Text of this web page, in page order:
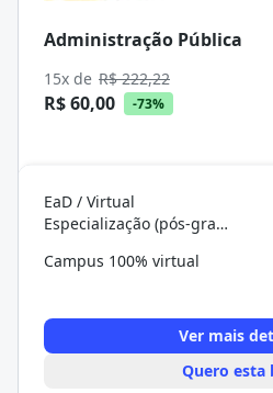
Administração Pública
15x de R$ 222,22
R$ 60,00 -73%
EaD / Virtual
Especialização (pós-graduação)
Campus 100% virtual
Ver mais
Quero esta